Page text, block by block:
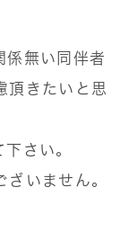
係無い同伴者
頂きたいと思
さい。
いません。